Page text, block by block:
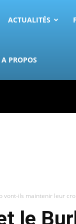
ACTUALITÉS
A PROPOS
vont-ils maintenir leur
le